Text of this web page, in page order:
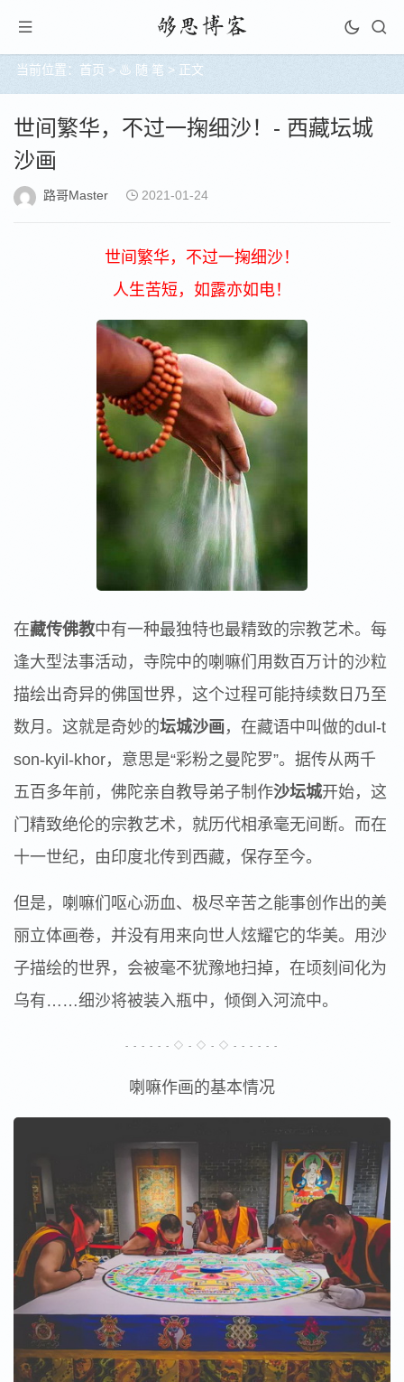
当前位置： 首页 > ♨ 随 笔 > 正文
世间繁华，不过一掬细沙！- 西藏坛城
沙画
路哥Master 2021-01-24
世间繁华，不过一掬细沙！
人生苦短，如露亦如电！
在藏传佛教中有一种最独特也最精致的宗教艺术。每
逢大型法事活动，寺院中的喇嘛们用数百万计的沙粒
描绘出奇异的佛国世界，这个过程可能持续数日乃至
数月。这就是奇妙的坛城沙画，在藏语中叫做的dul-t
son-kyil-khor，意思是“彩粉之曼陀罗”。据传从两千
五百多年前，佛陀亲自教导弟子制作沙坛城开始，这
门精致绝伦的宗教艺术，就历代相承毫无间断。而在
十一世纪，由印度北传到西藏，保存至今。
但是，喇嘛们呕心沥血、极尽辛苦之能事创作出的美
丽立体画卷，并没有用来向世人炫耀它的华美。用沙
子描绘的世界，会被毫不犹豫地扫掉，在顷刻间化为
乌有……细沙将被装入瓶中，倾倒入河流中。
- - - - - - ◇ - ◇ - ◇ - - - - - -
喇嘛作画的基本情况